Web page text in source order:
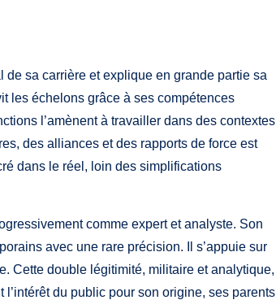
de sa carrière et explique en grande partie sa
les échelons grâce à ses compétences
l’amènent à travailler dans des contextes
des alliances et des rapports de force est
dans le réel, loin des simplifications
comme expert et analyste. Son
avec une rare précision. Il s’appuie sur
Cette double légitimité, militaire et analytique,
du public pour son origine, ses parents